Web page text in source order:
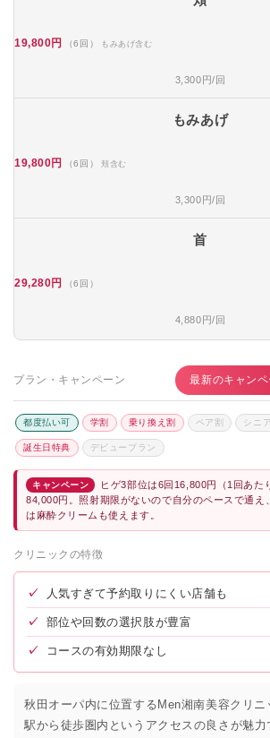
19,800円 （6回） もみあげ含む
3,300円/回
もみあげ
19,800円 （6回） 頬含む
3,300円/回
首
29,280円 （6回）
4,880円/回
プラン・キャンペーン 最新のキャン
都度払い可 学割 乗り換え割 ペア割 シニ
誕生日特典 デビュープラン
キャンペーン
ヒゲ3部位は6回16,800円（1回あた
84,000円。照射期限がないので自分のペースで通え
は麻酔クリームも使えます。
クリニックの特徴
✓ 人気すぎて予約取りにくい店舗も
✓ 部位や回数の選択肢が豊富
✓ コースの有効期限なし
秋田オーパ内に位置するMen湘南美容クリニ
駅から徒歩圏内というアクセスの良さが魅